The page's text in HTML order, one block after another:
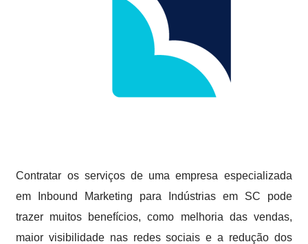
Contratar os serviços de uma empresa especializada
em Inbound Marketing para Indústrias em SC pode
trazer muitos benefícios, como melhoria das vendas,
maior visibilidade nas redes sociais e a redução dos